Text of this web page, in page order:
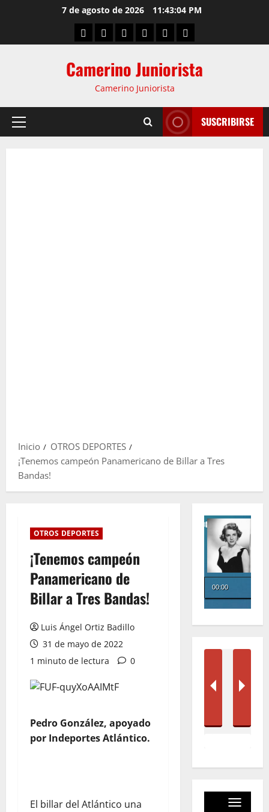
7 de agosto de 2026 11:43:04 PM
Camerino Juniorista
Camerino Juniorista
SUSCRIBIRSE
Inicio
OTROS DEPORTES
¡Tenemos campeón Panamericano de Billar a Tres
Bandas!
OTROS DEPORTES
¡Tenemos campeón
Panamericano de
Billar a Tres Bandas!
Luis Ángel Ortiz Badillo
31 de mayo de 2022
1 minuto de lectura
0
Pedro González, apoyado
por Indeportes Atlántico.
El billar del Atlántico una